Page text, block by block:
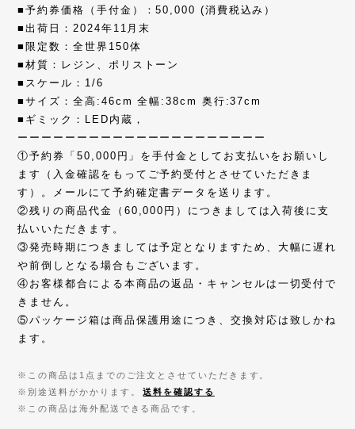
■予約券価格（手付金）：50,000 (消費税込み）
■出荷日：2024年11月末
■限定数：全世界150体
■材質：レジン、ポリストーン
■スケール：1/6
■サイズ：全高:46cm 全幅:38cm 奥行:37cm
■ギミック：LED内蔵，
ーーーーーーーーーーーーーーーーーーーーー
①予約券「50,000円」を手付金としてお支払いをお願いし
ます（入金確認をもってご予約受付とさせていただきま
す）。メールにて予約確定書データを送ります。
②残りの商品代金（60,000円）につきましては入荷後に支
払いいただきます。
③発売時期につきましては予定となりますため、大幅に遅れ
や前倒しとなる場合もございます。
④お客様都合による本商品の返品・キャンセルは一切受付で
きません。
⑤パッケージ箱は商品保護用途につき、交換対応は致しかね
ます。
※この商品は1点までのご注文とさせていただきます。
※別途送料がかかります。
送料を確認する
※この商品は海外配送できる商品です。